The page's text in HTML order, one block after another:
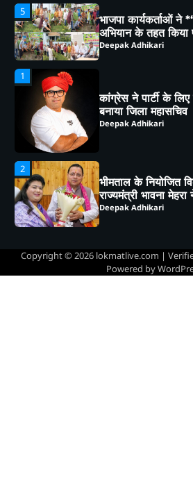
कांग्रेस ने पार्टी के लिए
बनाया जिला महासचिव
Deepak Adhikari
2
भीमताल के नियोजित
राज्यमंत्री भावना
विस्तृत मांगपत्र
Deepak Adhikari
“कल का कालाढूंगी
व्यापक मंथन
Deepak Adhikari
4
हल्द्वानी: कैबिनेट मंत्री
अधिकारियों को दिए
Deepak Adhikari
Copyright © 2026 lokmatlive.com |
Powered by